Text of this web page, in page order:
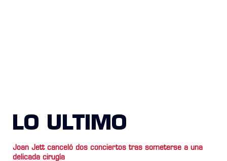
LO ULTIMO
Joan Jett canceló dos conciertos tras someterse a una
delicada cirugía